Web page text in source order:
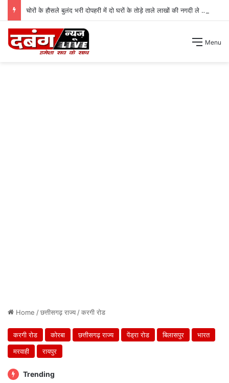
चोरों के हौसले बुलंद भरी दोपहरी में दो घरों के तोड़े ताले लाखों की नगदी ले भागे ।
Menu
Home /छत्तीसगढ़ राज्य/करगी रोड
करगी रोड कोरबा छत्तीसगढ़ राज्य पेंड्रा रोड बिलासपुर
भारत
मरवाही
रायपुर
Trending